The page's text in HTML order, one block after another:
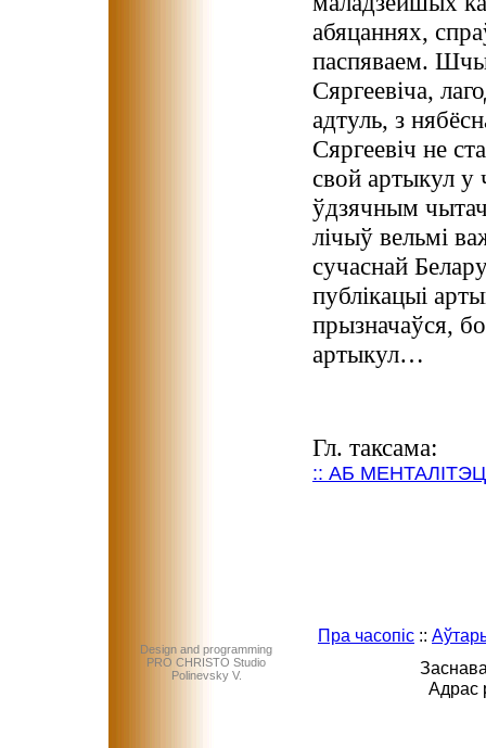
абяцаннях,
паспяваем.
Сяргеевіча,
адтуль, з
Сяргеевіч не
свой артыкул у
ўдзячным
лічыў вельмі
сучаснай
публікацыі
прызначаўся,
артыкул…
Гл. таксама:
:: АБ
Design and programming
PRO CHRISTO Studio
Polinevsky V.
Пра часопіс ::
Адрас